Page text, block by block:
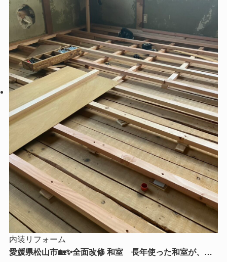
内装リフォーム
愛媛県松山市🏡✨全面改修 和室 長年使った和室が、新